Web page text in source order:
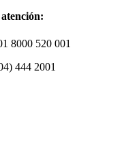
8000 520 001
444 2001